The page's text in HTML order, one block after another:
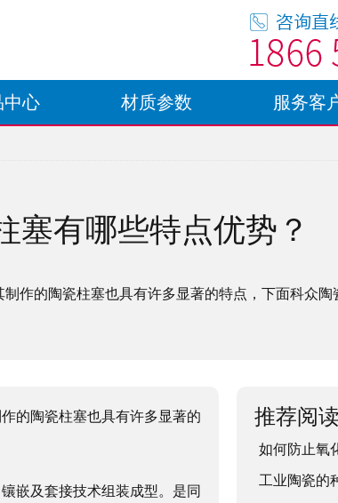
中心 材质参数 服务客
塞有哪些特点优势？
作的陶瓷柱塞也具有许多显著的特点，下面科众
作的陶瓷柱塞也具有许多显著的
嵌及套接技术组装成型。是同
推荐阅读
如何防止氧
工业陶瓷的